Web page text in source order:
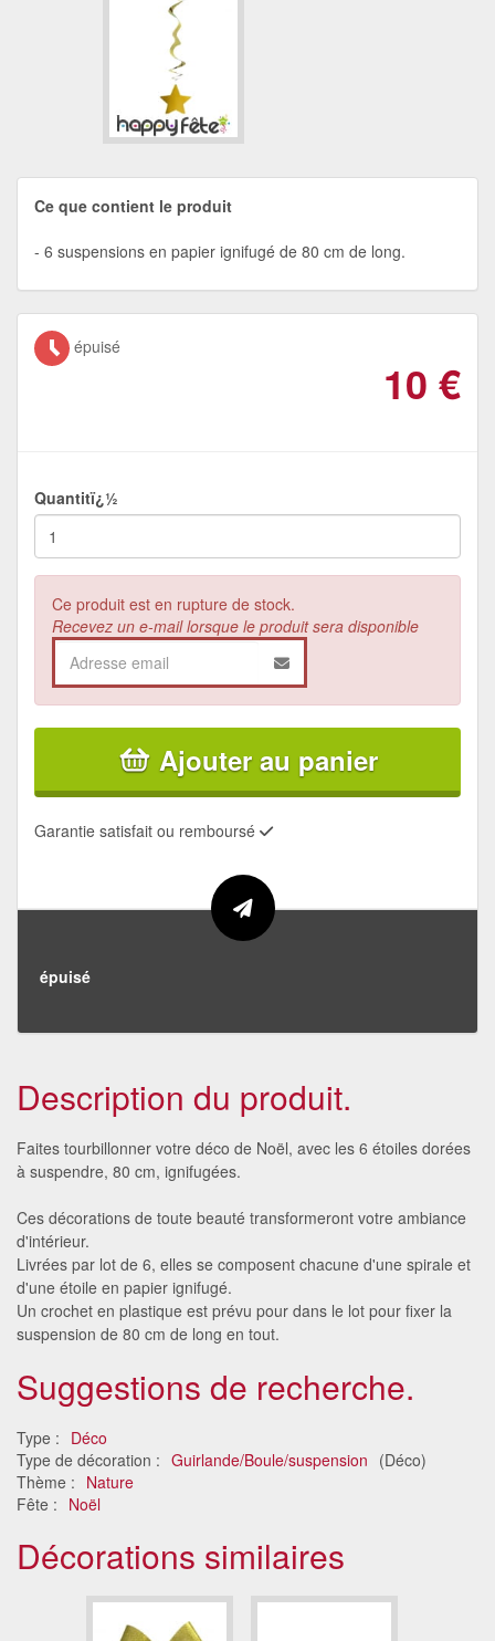
Ce que contient le produit
6 suspensions en papier ignifugé de 80 cm de long.
épuisé
10 €
Quantitï¿½
Ce produit est en rupture de stock.
Recevez un e-mail lorsque le produit sera disponible
Ajouter au panier
Garantie satisfait ou remboursé
épuisé
Description du produit.
Faites tourbillonner votre déco de Noël, avec les 6 étoiles dorées
à suspendre, 80 cm, ignifugées.
Ces décorations de toute beauté transformeront votre ambiance
d'intérieur.
Livrées par lot de 6, elles se composent chacune d'une spirale et
d'une étoile en papier ignifugé.
Un crochet en plastique est prévu pour dans le lot pour fixer la
suspension de 80 cm de long en tout.
Suggestions de recherche.
Type : Déco
Type de décoration : Guirlande/Boule/suspension (Déco)
Thème : Nature
Fête : Noël
Décorations similaires